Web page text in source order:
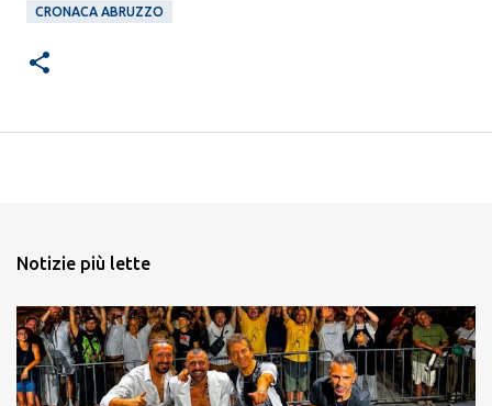
CRONACA ABRUZZO
Notizie più lette